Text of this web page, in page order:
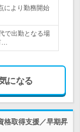
により勤務開始
で出勤となる場
になる
格取得支援／早期昇